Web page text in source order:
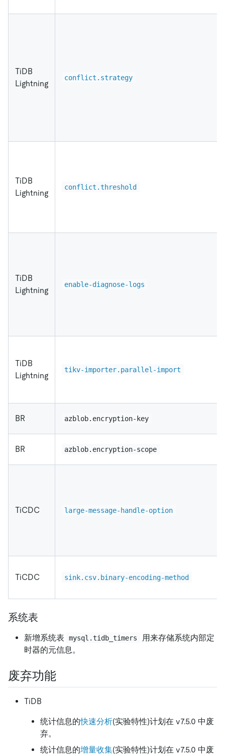
TiDB
Lightning
conflict.strategy
TiDB
Lightning
conflict.threshold
TiDB
Lightning
enable-diagnose-logs
TiDB
Lightning
tikv-importer.parallel-import
BR azblob.encryption-key
BR azblob.encryption-scope
TiCDC large-message-handle-option
TiCDC sink.csv.binary-encoding-method
系统表
新增系统表 mysql.tidb_timers
用来存储系统内部定
时器的元信息。
废弃功能
TiDB
统计信息的快速分析(实验特性)计划在 v7.5.0 中废
弃。
统计信息的增量收集(实验特性)计划在 v7.5.0 中废